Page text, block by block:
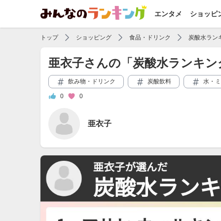
エンタメ ショッピ
トップ ショッピング 食品・ドリンク 炭酸水ラン
亜衣子さんの「炭酸水ランキン
飲み物・ドリンク 炭酸飲料 水・
0 0
亜衣子